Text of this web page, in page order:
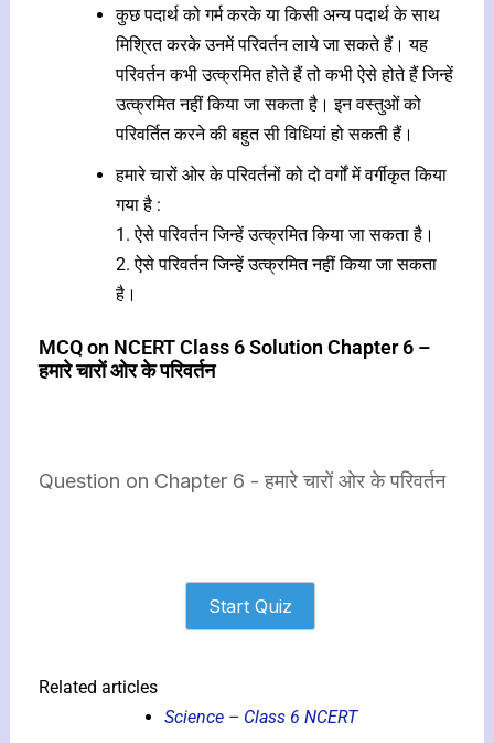
कुछ पदार्थ को गर्म करके या किसी अन्य पदार्थ के साथ
मिश्रित करके उनमें परिवर्तन लाये जा सकते हैं। यह
परिवर्तन कभी उत्क्रमित होते हैं तो कभी ऐसे होते हैं जिन्हें
उत्क्रमित नहीं किया जा सकता है। इन वस्तुओं को
परिवर्तित करने की बहुत सी विधियां हो सकती हैं।
हमारे चारों ओर के परिवर्तनों को दो वर्गों में वर्गीकृत किया
गया है :
1. ऐसे परिवर्तन जिन्हें उत्क्रमित किया जा सकता है।
2. ऐसे परिवर्तन जिन्हें उत्क्रमित नहीं किया जा सकता
है।
MCQ on NCERT Class 6 Solution Chapter 6 –
हमारे चारों ओर के परिवर्तन
Question on Chapter 6 - हमारे चारों ओर के परिवर्तन
Start Quiz
Related articles
Science – Class 6 NCERT